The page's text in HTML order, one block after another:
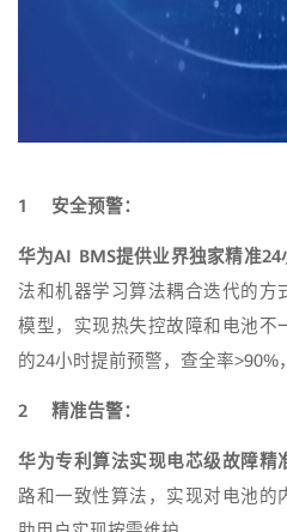
1 安全预警：
华为AI BMS提供业界独家精准24
法和机器学习算法耦合迭代的方
模型，实现热失控故障和电池不
的24小时提前预警，查全率>90%
2 精准告警：
华为专利算法实现电芯级故障精
路和一致性算法，实现对电池的